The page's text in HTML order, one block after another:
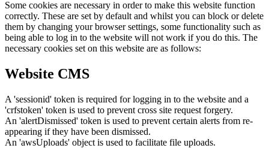
Some cookies are necessary in order to make this website function
correctly. These are set by default and whilst you can block or delete
them by changing your browser settings, some functionality such as
being able to log in to the website will not work if you do this. The
necessary cookies set on this website are as follows:
Website CMS
A 'sessionid' token is required for logging in to the website and a
'crfstoken' token is used to prevent cross site request forgery.
An 'alertDismissed' token is used to prevent certain alerts from re-
appearing if they have been dismissed.
An 'awsUploads' object is used to facilitate file uploads.